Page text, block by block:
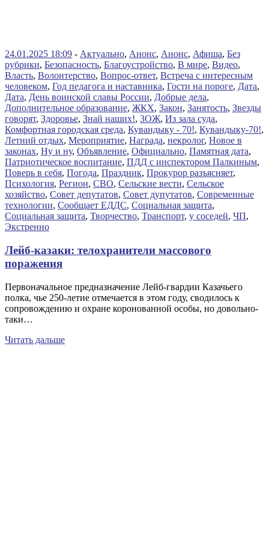
24.01.2025 18:09 - Актуально, Анонс, Анонс, Афиша, Без
рубрики, Безопасность, Благоустройство, В мире, Видео,
Власть, Волонтерство, Вопрос-ответ, Встреча с интересным
человеком, Год педагога и наставника, Гости на пороге, Дата,
Дата, День воинской славы России, Добрые дела,
Дополнительное образование, ЖКХ, Закон, Занятость, Звезды
говорят, Здоровье, Знай наших!, ЗОЖ, Из зала суда,
Комфортная городская среда, Кувандыку - 70!, Кувандыку-70!,
Летний отдых, Мероприятие, Награда, некролог, Новое в
законах, Ну и ну, Объявление, Официально, Памятная дата,
Патриотическое воспитание, ПДД с инспектором Палкиным,
Поверь в себя, Погода, Праздник, Прокурор разъясняет,
Психология, Регион, СВО, Сельские вести, Сельское
хозяйство, Совет депутатов, Совет дупутатов, Современные
технологии, Сообщает ЕДДС, Социальная защита,
Социальная защита, Творчество, Транспорт, у соседей, ЧП,
Экстренно
Лейб-казаки: телохранители массового
поражения
Первоначальное предназначение Лейб-гвардии Казачьего
полка, чье 250-летие отмечается в этом году, сводилось к
сопровождению и охране коронованной особы, но довольно-
таки…
Читать дальше